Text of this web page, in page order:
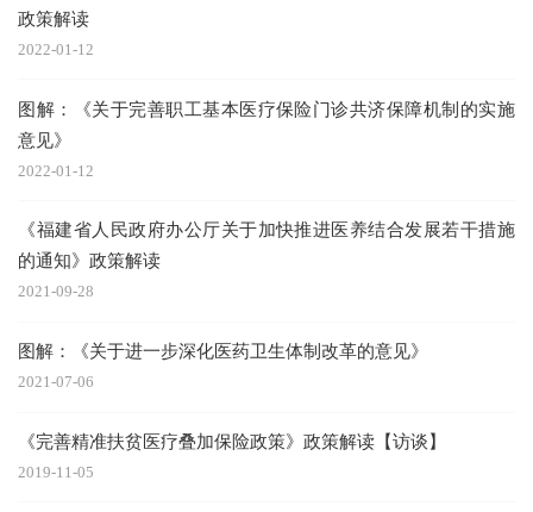
政策解读
2022-01-12
图解：《关于完善职工基本医疗保险门诊共济保障机制的实施
意见》
2022-01-12
《福建省人民政府办公厅关于加快推进医养结合发展若干措施
的通知》政策解读
2021-09-28
图解：《关于进一步深化医药卫生体制改革的意见》
2021-07-06
《完善精准扶贫医疗叠加保险政策》政策解读【访谈】
2019-11-05